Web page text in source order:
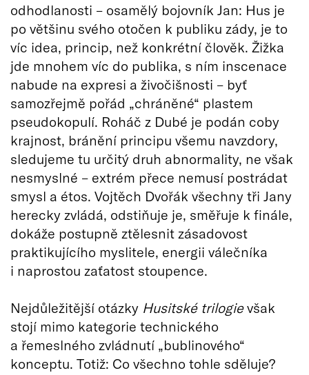
odhodlanosti – osamělý bojovník Jan: Hus je
po většinu svého otočen k publiku zády, je to
víc idea, princip, než konkrétní člověk. Žižka
jde mnohem víc do publika, s ním inscenace
nabude na expresi a živočišnosti – byť
samozřejmě pořád „chráněné“ plastem
pseudokopulí. Roháč z Dubé je podán coby
krajnost, bránění principu všemu navzdory,
sledujeme tu určitý druh abnormality, ne však
nesmyslné – extrém přece nemusí postrádat
smysl a étos. Vojtěch Dvořák všechny tři Jany
herecky zvládá, odstiňuje je, směřuje k finále,
dokáže postupně ztělesnit zásadovost
praktikujícího myslitele, energii válečníka
i naprostou zaťatost stoupence.
Nejdůležitější otázky Husitské trilogievšak
stojí mimo kategorie technického
a řemeslného zvládnutí „bublinového“
konceptu. Totiž: Co všechno tohle sděluje?